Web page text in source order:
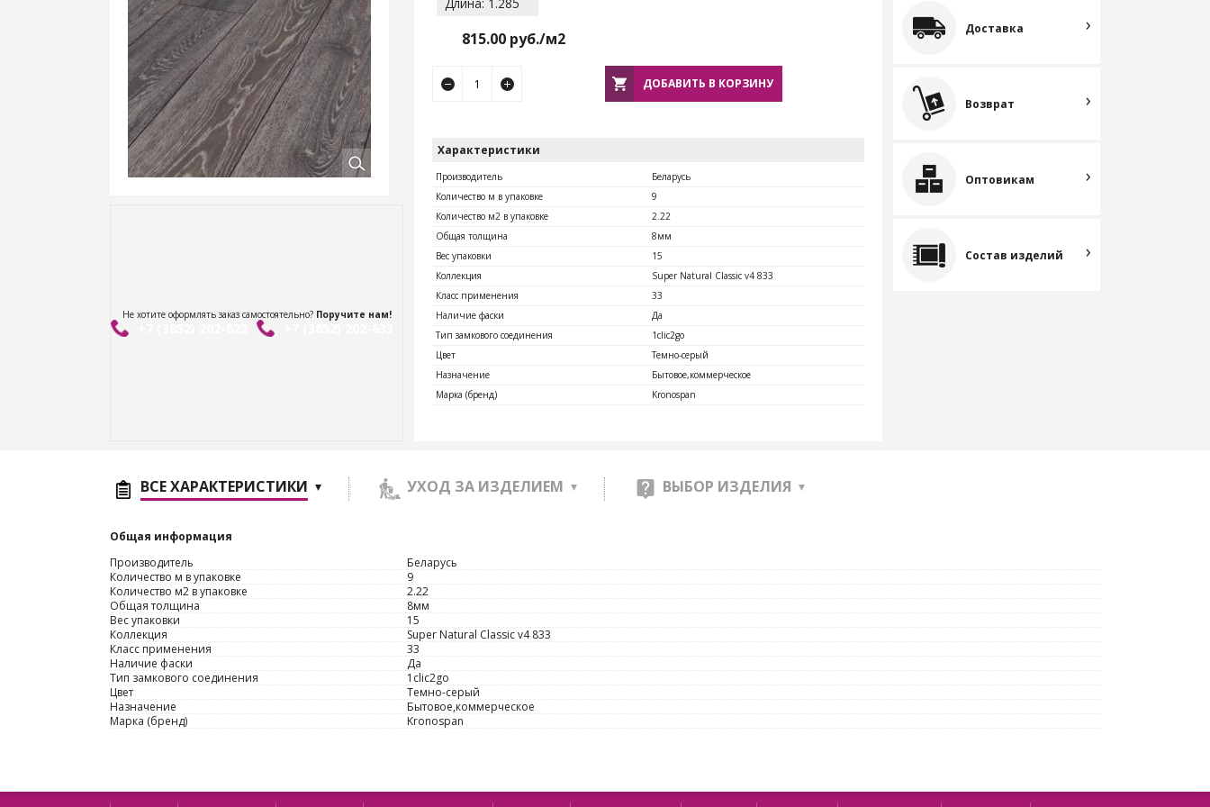
Не хотите оформлять заказ самостоятельно? Поручите нам!
815.00руб./м2
ДОБАВИТЬ В КОРЗИНУ
Характеристики
Производитель
Беларусь
Количество м в упаковке
9
Количество м2 в упаковке
2.22
Общая толщина
8мм
Вес упаковки
15
Коллекция
Super Natural Classic v4 833
Класс применения
33
Наличие фаски
Да
Тип замкового соединения
1clic2go
Цвет
Темно-серый
Назначение
Бытовое,коммерческое
Марка (бренд)
Kronospan
Доставка
Возврат
Оптовикам
Состав изделий
ВСЕ ХАРАКТЕРИСТИКИ УХОД ЗА ИЗДЕЛИЕМ ВЫБОР ИЗДЕЛИЯ
Общая информация
Производитель
Беларусь
Количество м в упаковке
9
Количество м2 в упаковке
2.22
Общая толщина
8мм
Вес упаковки
15
Коллекция
Super Natural Classic v4 833
Класс применения
33
Наличие фаски
Да
Тип замкового соединения
1clic2go
Цвет
Темно-серый
Назначение
Бытовое,коммерческое
Марка (бренд)
Kronospan